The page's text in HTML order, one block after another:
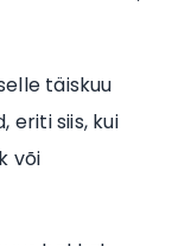
täiskuu
eriti siis, kui
või